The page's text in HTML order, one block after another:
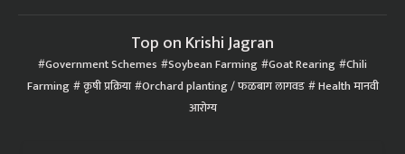
Top on Krishi Jagran
Government Schemes Soybean Farming Goat Rearing Chili
Farming कृषी प्रक्रिया Orchard planting / फळबाग लागवड Health मानवी
आरोग्य